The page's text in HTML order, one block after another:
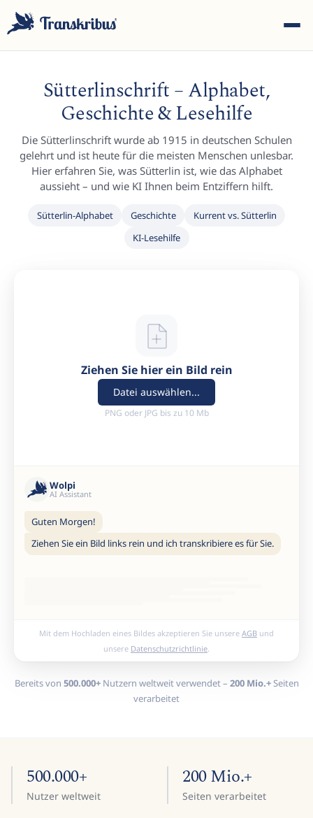
ESC
Tippen Sie, um in Modellen, Sites und Blog-Beiträgen zu
Sütterlinschrift – Alphabet,
Geschichte & Lesehilfe
Die Sütterlinschrift wurde ab 1915 in deutschen Schulen
gelehrt und ist heute für die meisten Menschen unlesbar.
Hier erfahren Sie, was Sütterlin ist, wie das Alphabet
aussieht – und wie KI Ihnen beim Entziffern hilft.
Sütterlin-Alphabet Geschichte
Kurrent vs. Sütterlin
KI-Lesehilfe
Ziehen Sie hier ein Bild rein
Datei auswählen...
PNG oder JPG bis zu 10 Mb
Wolpi
AI Assistant
Guten Morgen!
Ziehen Sie ein Bild links rein und ich transkribiere es für Sie.
Mit dem Hochladen eines Bildes akzeptieren Sie unsere AGB und
unsere Datenschutzrichtlinie
Bereits von 500.000+Nutzern weltweit verwendet – 200 Mio.+Seiten
verarbeitet
500.000+
Nutzer weltweit
200 Mio.+
Seiten verarbeitet